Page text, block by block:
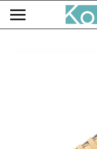
Zum Hauptinhalt springen